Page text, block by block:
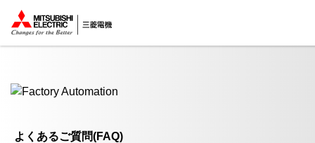
ここから本文
よくあるご質問(FAQ)